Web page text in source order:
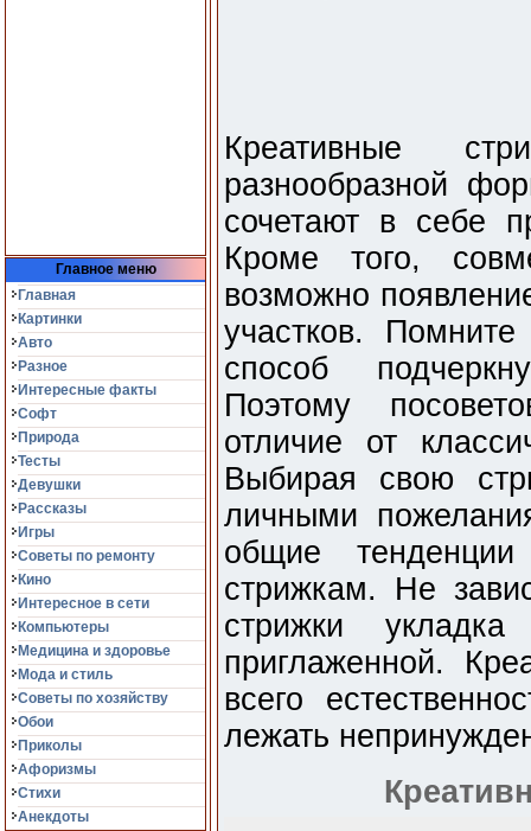
Главное меню
Главная
Картинки
Авто
Разное
Интересные факты
Софт
Природа
Тесты
Девушки
Рассказы
Игры
Советы по ремонту
Кино
Интересное в сети
Компьютеры
Медицина и здоровье
Мода и стиль
Советы по хозяйству
Обои
Приколы
Афоризмы
Стихи
Анекдоты
Креативные
разнообразной
сочетают в себе
Кроме того,
возможно
участков.
способ
Поэтому
отличие от
Выбирая свою
личными
общие
стрижкам. Не
стрижки
приглаженной.
всего
лежать